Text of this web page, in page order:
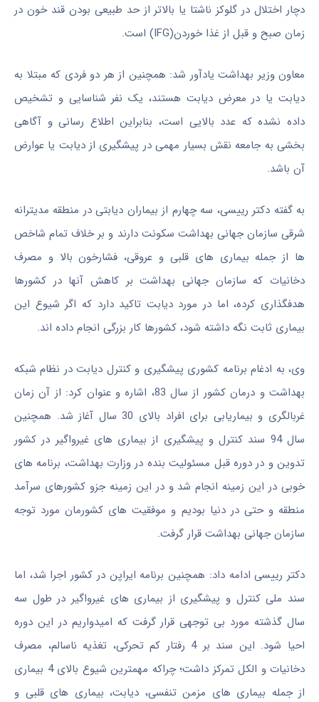
دچار اختلال در گلوکز ناشتا یا بالاتر از حد طبیعی بودن قند خون در
زمان صبح و قبل از غذا خوردن(IFG) است.
معاون وزیر بهداشت یادآور شد: همچنین از هر دو فردی که مبتلا به
دیابت یا در معرض دیابت هستند، یک نفر شناسایی و تشخیص
داده نشده که عدد بالایی است، بنابراین اطلاع رسانی و آگاهی
بخشی به جامعه نقش بسیار مهمی در پیشگیری از دیابت یا عوارض
آن باشد.
به گفته دکتر رییسی، سه چهارم از بیماران دیابتی در منطقه مدیترانه
شرقی سازمان جهانی بهداشت سکونت دارند و بر خلاف تمام شاخص
ها از جمله بیماری های قلبی و عروقی، فشارخون بالا و مصرف
دخانیات که سازمان جهانی بهداشت بر کاهش آنها در کشورها
هدفگذاری کرده، اما در مورد دیابت تاکید دارد که اگر شیوع این
بیماری ثابت نگه داشته شود، کشورها کار بزرگی انجام داده اند.
وی، به ادغام برنامه کشوری پیشگیری و کنترل دیابت در نظام شبکه
بهداشت و درمان کشور از سال 83، اشاره و عنوان کرد: از آن زمان
غربالگری و بیماریابی برای افراد بالای 30 سال آغاز شد. همچنین
سال 94 سند کنترل و پیشگیری از بیماری های غیرواگیر در کشور
تدوین و در دوره قبل مسئولیت بنده در وزارت بهداشت، برنامه های
خوبی در این زمینه انجام شد و در این زمینه جزو کشورهای سرآمد
منطقه و حتی در دنیا بودیم و موفقیت های کشورمان مورد توجه
سازمان جهانی بهداشت قرار گرفت.
دکتر رییسی ادامه داد: همچنین برنامه ایراپن در کشور اجرا شد، اما
سند ملی کنترل و پیشگیری از بیماری های غیرواگیر در طول سه
سال گذشته مورد بی توجهی قرار گرفت که امیدواریم در این دوره
احیا شود. این سند بر 4 رفتار کم تحرکی، تغذیه ناسالم، مصرف
دخانیات و الکل تمرکز داشت؛ چراکه مهمترین شیوع بالای 4 بیماری
از جمله بیماری های مزمن تنفسی، دیابت، بیماری های قلبی و